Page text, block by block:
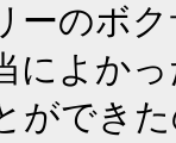
ーのボ
によか
ができ